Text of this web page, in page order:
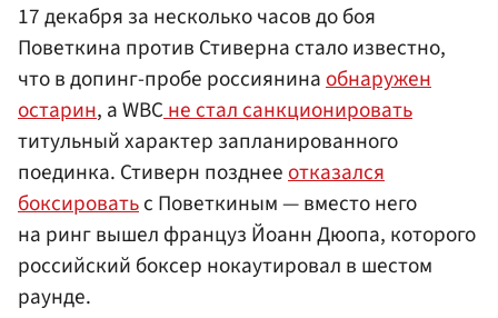
17 декабря за несколько часов до боя
Поветкина против Стиверна стало известно,
что в допинг-пробе россиянинаобнаружен
остарин, а WBCне стал санкционировать
титульный характер запланированного
поединка. Стиверн позднееотказался
боксироватьс Поветкиным — вместо него
на ринг вышел француз Йоанн Дюопа, которого
российский боксер нокаутировал в шестом
раунде.